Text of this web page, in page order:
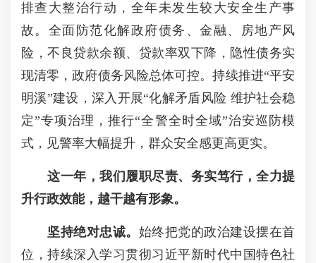
排查大整治行动，全年未发生较大安全生产事
故。全面防范化解政府债务、金融、房地产风
险，不良贷款余额、贷款率双下降，隐性债务实
现清零，政府债务风险总体可控。持续推进“平安
明溪”建设，深入开展“化解矛盾风险 维护社会稳
定”专项治理，推行“全警全时全域”治安巡防模
式，见警率大幅提升，群众安全感更高更实。
这一年，我们履职尽责、务实笃行，全力提
升行政效能，越干越有形象。
坚持绝对忠诚。 始终把党的政治建设摆在首
位，持续深入学习贯彻习近平新时代中国特色社